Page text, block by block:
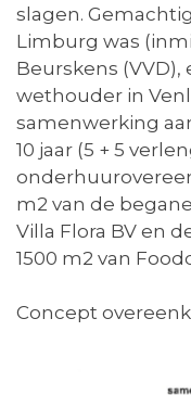
slagen.
Limburg was
Beurskens
wethouder in
samenwerking
10 jaar (5 + 5
m2 van de
Villa Flora BV en
1500 m2 van
Concept